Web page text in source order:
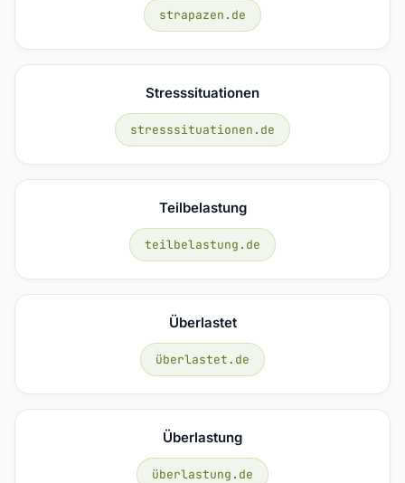
strapazen.de
Stresssituationen
stresssituationen.de
Teilbelastung
teilbelastung.de
Überlastet
überlastet.de
Überlastung
überlastung.de